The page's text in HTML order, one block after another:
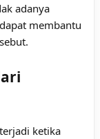
adanya
membantu
ketika